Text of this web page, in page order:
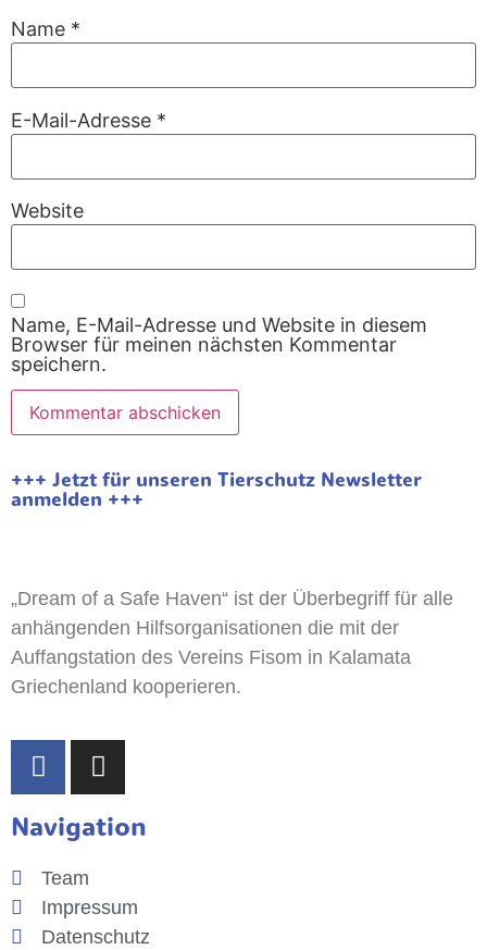
Name *
E-Mail-Adresse *
Website
Name, E-Mail-Adresse und Website in diesem
Browser für meinen nächsten Kommentar
speichern.
+++ Jetzt für unseren Tierschutz Newsletter
anmelden +++
„Dream of a Safe Haven“ ist der Überbegriff für alle
anhängenden Hilfsorganisationen die mit der
Auffangstation des Vereins Fisom in Kalamata
Griechenland kooperieren.
Navigation
Team
Impressum
Datenschutz